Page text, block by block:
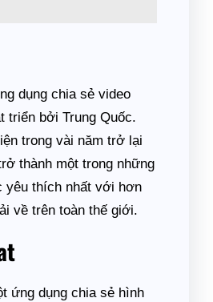
dụng chia sẻ video
triển bởi Trung Quốc.
trong vài năm trở lại
thành một trong những
yêu thích nhất với hơn
về trên toàn thế giới.
ứng dụng chia sẻ hình